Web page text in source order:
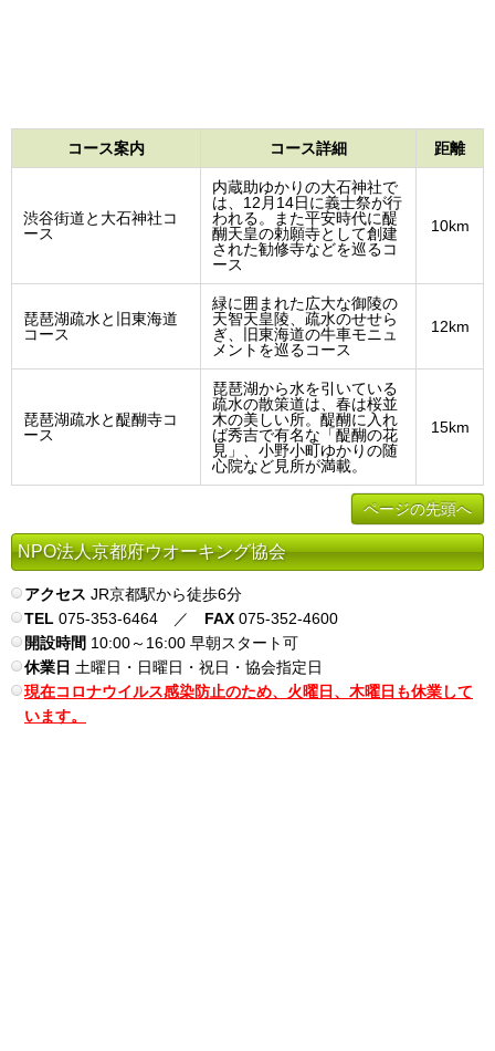
コース案内 コース詳細 距離
渋谷街道と大石神社コ
ース
内蔵助ゆかりの大石神社で
は、12月14日に義士祭が行
われる。また平安時代に醍
醐天皇の勅願寺として創建
された勧修寺などを巡るコ
ース
10km
琵琶湖疏水と旧東海道
コース
緑に囲まれた広大な御陵の
天智天皇陵、疏水のせせら
ぎ、旧東海道の牛車モニュ
メントを巡るコース
12km
琵琶湖疏水と醍醐寺コ
ース
琵琶湖から水を引いている
疏水の散策道は、春は桜並
木の美しい所。醍醐に入れ
ば秀吉で有名な「醍醐の花
見」、小野小町ゆかりの随
心院など見所が満載。
15km
ページの先頭へ
NPO法人京都府ウオーキング協会
アクセス JR京都駅から徒歩6分
TEL 075-353-6464 ／ FAX 075-352-4600
開設時間 10:00～16:00 早朝スタート可
休業日 土曜日・日曜日・祝日・協会指定日
現在コロナウイルス感染防止のため、火曜日、木曜日も休業して
います。